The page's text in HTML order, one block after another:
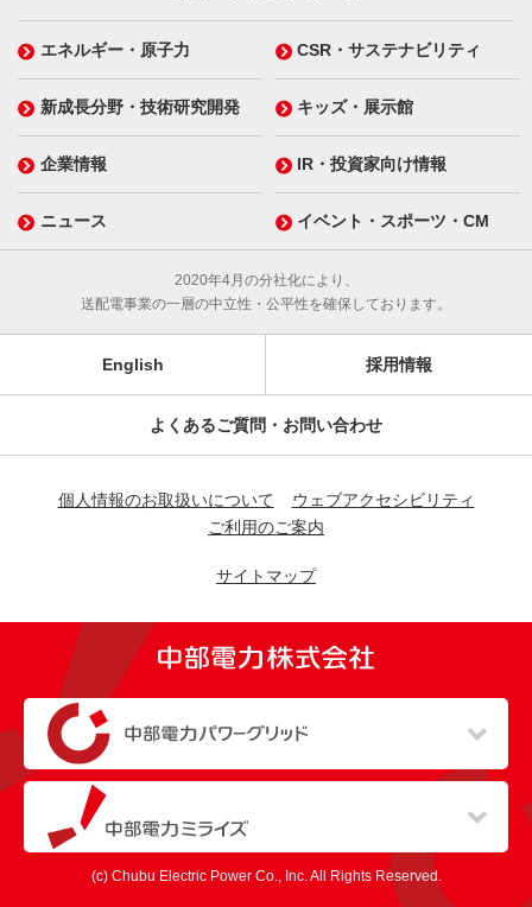
エネルギー・原子力 CSR・サステナビリティ
新成長分野・技術研究開発 キッズ・展示館
企業情報 IR・投資家向け情報
ニュース イベント・スポーツ・CM
2020年4月の分社化により、
送配電事業の一層の中立性・公平性を確保しております。
English 採用情報
よくあるご質問・お問い合わせ
個人情報のお取扱いについて
ウェブアクセシビリティ
ご利用のご案内
サイトマップ
（新しいウィンドウを開きます）
（新しいウィンドウを開きます）
(c) Chubu Electric Power Co., Inc. All Rights Reserved.